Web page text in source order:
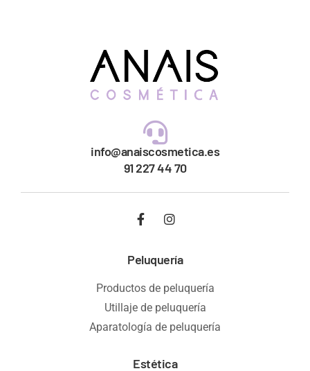
info@anaiscosmetica.es
91 227 44 70
Peluquería
Productos de peluquería
Utillaje de peluquería
Aparatología de peluquería
Estética